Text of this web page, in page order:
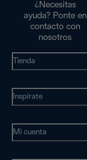
¿Necesitas
ayuda? Ponte en
contacto con
nosotros
Tienda
Inspírate
Mi cuenta